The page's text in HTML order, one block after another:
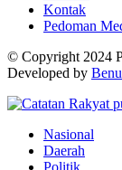
Kontak
Pedoman
© Copyright 2024
Developed by
Nasional
Daerah